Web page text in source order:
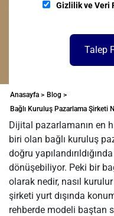
Gizlilik ve Veri
Talep
Anasayfa > Blog >
Bağlı Kuruluş Pazarlama Şirketi
Dijital pazarlamanın en
biri olan bağlı kuruluş
doğru
dönüşebiliyor. Peki bir
olarak nedir, nasıl
şirketi yurt dışında
rehberde modeli baştan